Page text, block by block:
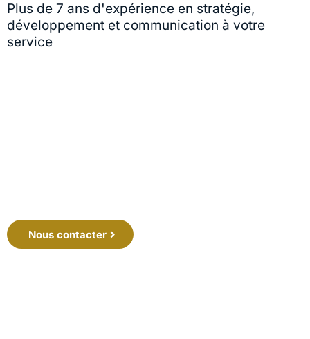
Plus de 7 ans d'expérience en stratégie,
développement et communication à votre
service
Nous contacter